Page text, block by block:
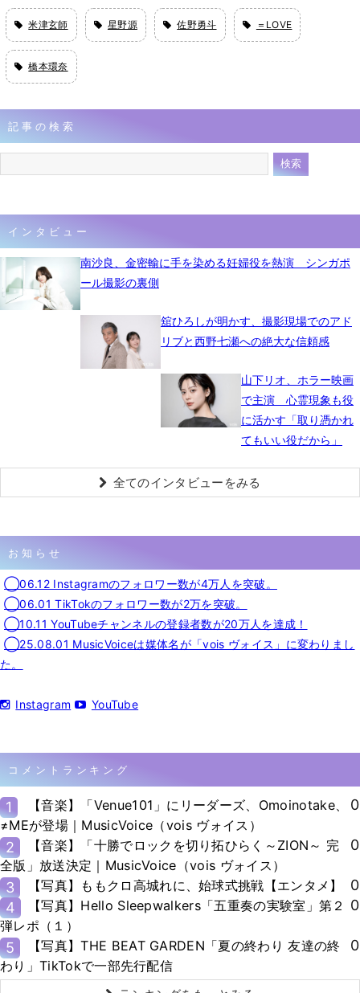
米津玄師 星野源 佐野勇斗 ＝LOVE
橋本環奈
記事の検索
インタビュー
南沙良、金密輸に手を染める妊婦役を熱演 シンガポ
ール撮影の裏側
舘ひろしが明かす、撮影現場でのアド
リブと西野七瀬への絶大な信頼感
山下リオ、ホラー映画
で主演 心霊現象も役
に活かす「取り憑かれ
てもいい役だから」
全てのインタビューをみる
お知らせ
◯06.12 Instagramのフォロワー数が4万人を突破。
◯06.01 TikTokのフォロワー数が2万を突破。
◯10.11 YouTubeチャンネルの登録者数が20万人を達成！
◯25.08.01 MusicVoiceは媒体名が「vois ヴォイス」に変わりまし
た。
Instagram YouTube
コメントランキング
1
【音楽】「Venue101」にリーダーズ、Omoinotake、
≠MEが登場｜MusicVoice（vois ヴォイス）
0
2
【音楽】「十勝でロックを切り拓ひらく～ZION～ 完
全版」放送決定｜MusicVoice（vois ヴォイス）
0
3 【写真】ももクロ高城れに、始球式挑戦【エンタメ】
0
4
【写真】Hello Sleepwalkers「五重奏の実験室」第２
弾レポ（１）
0
5
【写真】THE BEAT GARDEN「夏の終わり 友達の終
わり」TikTokで一部先行配信
0